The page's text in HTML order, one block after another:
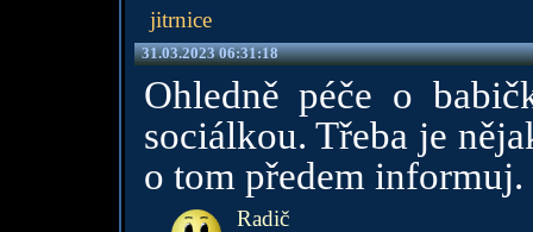
jitrnice
31.03.2023 06:31:18
Ohledně péče o
sociálkou. Třeba je
o tom předem informuj.
Radič